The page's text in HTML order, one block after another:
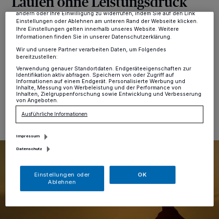
Hochdahl·Der TSV Hochdahl 64 bietet in seinem
Fitness- und Gesundheitsstudio, Sedentaler
Straße107 a, einen neuen Kurs zum Thema Natürliches
Laufen an in Kooperation mit dem KSB Mettmann.
19.10.2020 , 10:52 Uhr Eine Minute Lesezeit
dieses Menü jederzeit wieder aufrufen, um Ihre Einstellungen zu
ändern oder Ihre Einwilligung zu widerrufen, indem Sie auf den Link
Einstellungen oder Ablehnen am unteren Rand der Webseite klicken.
Ihre Einstellungen gelten innerhalb unseres Website. Weitere
Informationen finden Sie in unserer Datenschutzerklärung.
Wir und unsere Partner verarbeiten Daten, um Folgendes
bereitzustellen:
Verwendung genauer Standortdaten. Endgeräteeigenschaften zur
Identifikation aktiv abfragen. Speichern von oder Zugriff auf
Informationen auf einem Endgerät. Personalisierte Werbung und
Inhalte, Messung von Werbeleistung und der Performance von
Inhalten, Zielgruppenforschung sowie Entwicklung und Verbesserung
von Angeboten.
Ausführliche Informationen
Impressum
Datenschutz
Einstellungen oder
Ablehnen
OK